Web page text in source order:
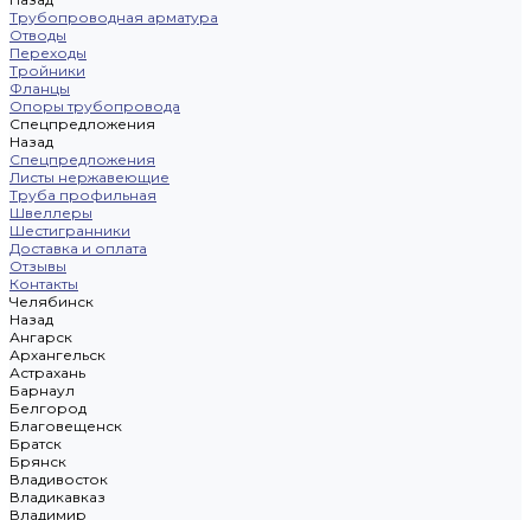
Трубопроводная арматура
Отводы
Переходы
Тройники
Фланцы
Опоры трубопровода
Спецпредложения
Назад
Спецпредложения
Листы нержавеющие
Труба профильная
Швеллеры
Шестигранники
Доставка и оплата
Отзывы
Контакты
Челябинск
Назад
Ангарск
Архангельск
Астрахань
Барнаул
Белгород
Благовещенск
Братск
Брянск
Владивосток
Владикавказ
Владимир